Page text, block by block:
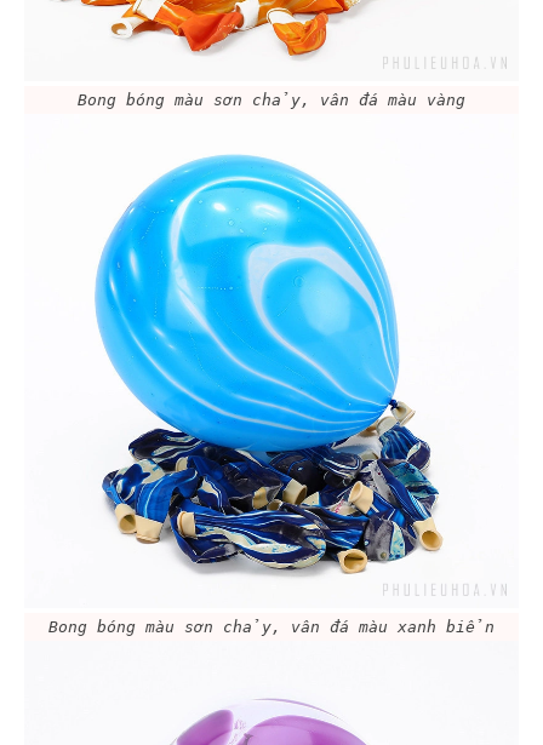
Bong bóng màu sơn chảy, vân đá màu vàng
Bong bóng màu sơn chảy, vân đá màu xanh biển